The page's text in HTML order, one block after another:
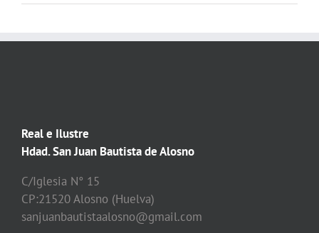
Real e Ilustre
Hdad. San Juan Bautista de Alosno
C/Iglesia N° 15
CP:21520 Alosno (Huelva)
sanjuanbautistaalosno@gmail.com